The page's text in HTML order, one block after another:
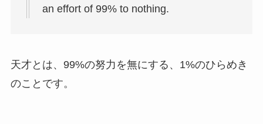
an effort of 99% to nothing.
天才とは、99%の努力を無にする、1%のひらめき
のことです。